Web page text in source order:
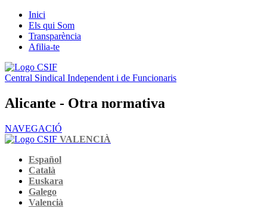
Inici
Els qui Som
Transparència
Afilia-te
Central Sindical Independent i de Funcionaris
Alicante - Otra normativa
NAVEGACIÓ
VALENCIÀ
Español
Català
Euskara
Galego
Valencià